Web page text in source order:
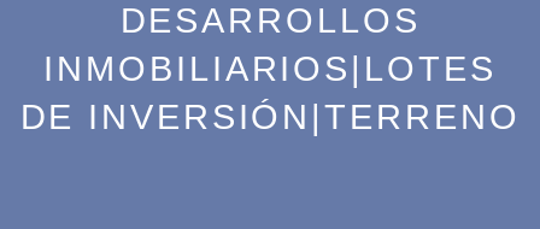
DESARROLLOS
INMOBILIARIOS|LOTES
DE INVERSIÓN|TERRENO